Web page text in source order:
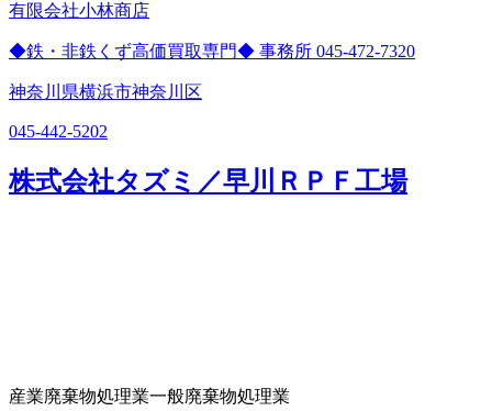
有限会社小林商店
◆鉄・非鉄くず高価買取専門◆ 事務所 045-472-7320
神奈川県横浜市神奈川区
045-442-5202
株式会社タズミ／早川ＲＰＦ工場
産業廃棄物処理業一般廃棄物処理業